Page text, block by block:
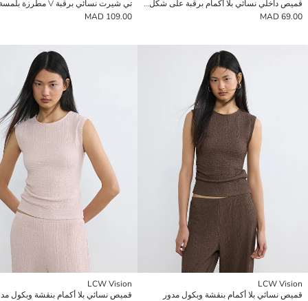
قميص داخلي نسائي بلا أكمام برقبة على شكل U
69.00 MAD
تي شيرت نسائي برقبة V مطرزة بلمسة ناعمة
109.00 MAD
LCW Vision
قميص نسائي بلا أكمام بنقشة وبكول مدور
LCW Vision
قميص نسائي بلا أكمام بنقشة وبكول